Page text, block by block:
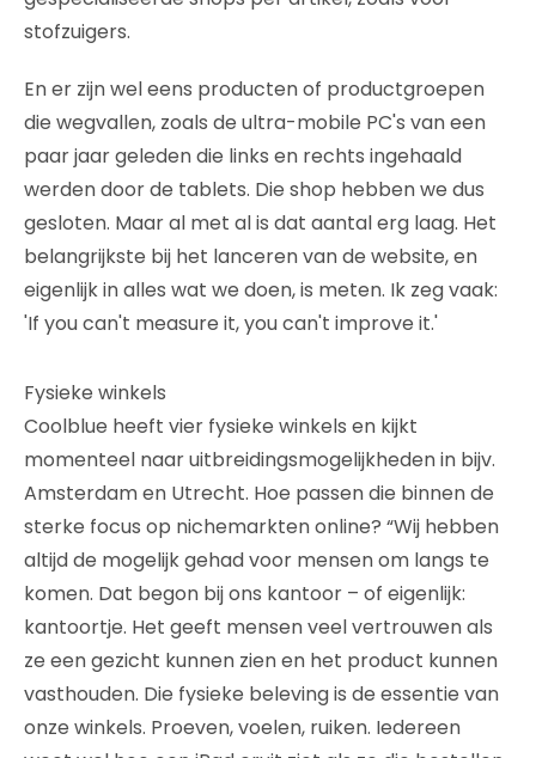
stofzuigers.
En er zijn wel eens producten of productgroepen
die wegvallen, zoals de ultra-mobile PC's van een
paar jaar geleden die links en rechts ingehaald
werden door de tablets. Die shop hebben we dus
gesloten. Maar al met al is dat aantal erg laag. Het
belangrijkste bij het lanceren van de website, en
eigenlijk in alles wat we doen, is meten. Ik zeg vaak:
'If you can't measure it, you can't improve it.'
Fysieke winkels
Coolblue heeft vier fysieke winkels en kijkt
momenteel naar uitbreidingsmogelijkheden in bijv.
Amsterdam en Utrecht. Hoe passen die binnen de
sterke focus op nichemarkten online? “Wij hebben
altijd de mogelijk gehad voor mensen om langs te
komen. Dat begon bij ons kantoor – of eigenlijk:
kantoortje. Het geeft mensen veel vertrouwen als
ze een gezicht kunnen zien en het product kunnen
vasthouden. Die fysieke beleving is de essentie van
onze winkels. Proeven, voelen, ruiken. Iedereen